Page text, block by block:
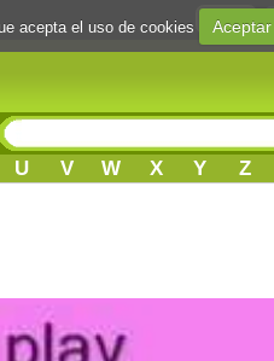
Login
U V W X Y Z
acepta el uso de cookies Aceptar